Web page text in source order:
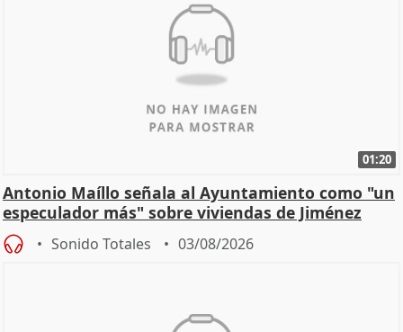
01:20
Antonio Maíllo señala al Ayuntamiento como "un
especulador más" sobre viviendas de Jiménez
Becerril
Sonido Totales 03/08/2026